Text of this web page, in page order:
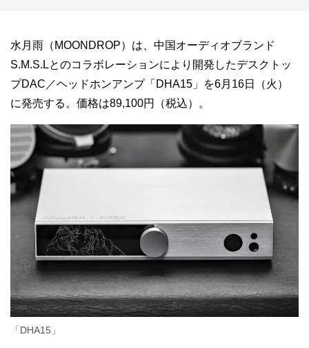
水月雨（MOONDROP）は、中国オーディオブランド
S.M.S.Lとのコラボレーションにより開発したデスクトッ
プDAC／ヘッドホンアンプ「DHA15」を6月16日（火）
に発売する。価格は89,100円（税込）。
「DHA15」